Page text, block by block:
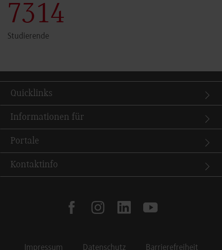
7340
Studierende
Quicklinks
Informationen für
Portale
Kontaktinfo
facebookinstagramlinkedin youtube